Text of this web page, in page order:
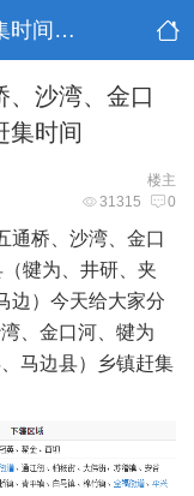
全国各市、县、乡镇赶集时间表,赶场时间表,赶圩日表
、沙湾、金口
集时间
楼主
31315 0
桥、沙湾、金口
犍为、井研、夹
边）今天给大家分
、金口河、犍为
马边县）乡镇赶集